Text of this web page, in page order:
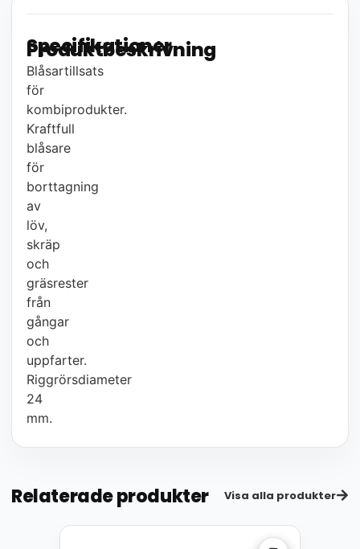
Produktbeskrivning
Blåsartillsats
för
kombiprodukter.
Kraftfull
blåsare
för
borttagning
av
löv,
skräp
och
gräsrester
från
gångar
och
uppfarter.
Riggrörsdiameter
24
mm.
Specifikationer
Relaterade produkter Visa alla produkter